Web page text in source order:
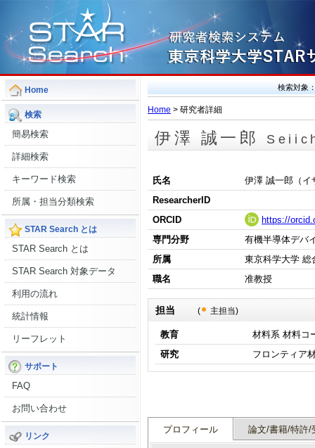
Home
検索
簡易検索
詳細検索
キーワード検索
所属・担当分類検索
STAR Search とは
STAR Search とは
STAR Search 対象データ
利用の流れ
統計情報
リーフレット
サポート
FAQ
お問い合わせ
リンク
検索対象
Home > 研究者詳細
伊澤 誠一郎
氏名
伊澤 誠一郎（イ
ResearcherID
ORCID
https://
専門分野
有機半導体デバ
所属
東京科学大学 総
職名
准教授
( 主担当)
教育
材料系 材料コ
研究
プロフィール 論文/書籍/特許/